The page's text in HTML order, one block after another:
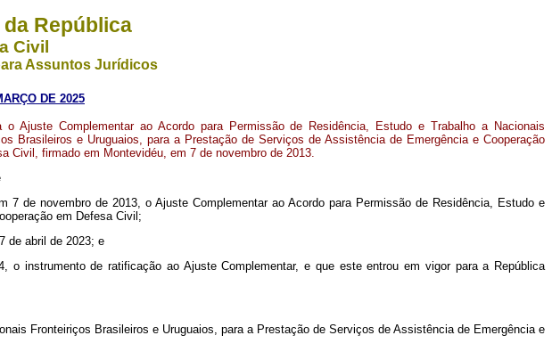
República
Civil
Assuntos Jurídicos
DE 2025
o Ajuste Complementar ao Acordo para Permissão de Residência, Estudo e Trabalho a Nacionais
Brasileiros e Uruguaios, para a Prestação de Serviços de Assistência de Emergência e Cooperação
Civil, firmado em Montevidéu, em 7 de novembro de 2013.
de novembro de 2013, o Ajuste Complementar ao Acordo para Permissão de Residência, Estudo e
em Defesa Civil;
de abril de 2023; e
instrumento de ratificação ao Ajuste Complementar, e que este entrou em vigor para a República
Fronteiriços Brasileiros e Uruguaios, para a Prestação de Serviços de Assistência de Emergência e